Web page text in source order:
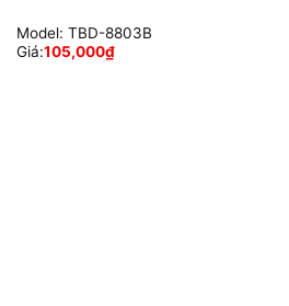
Model: TBD-8803B
Giá:105,000₫